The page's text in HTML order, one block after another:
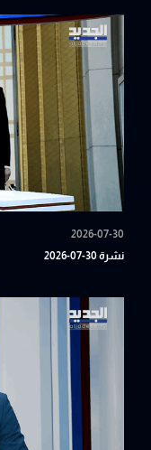
2026-07-30
نشرة 30-07-2026